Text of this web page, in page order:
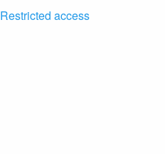
Restricted access